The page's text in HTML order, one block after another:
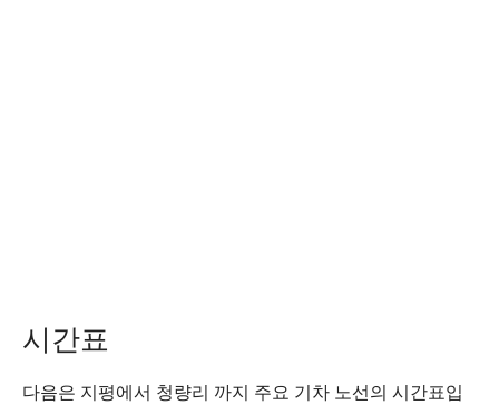
시간표
다음은 지평에서 청량리 까지 주요 기차 노선의 시간표입